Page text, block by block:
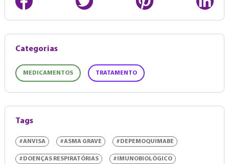
Categorias
MEDICAMENTOS TRATAMENTO
Tags
#ANVISA #ASMA GRAVE #DEPEMOQUIMABE
#DOENÇAS RESPIRATÓRIAS #IMUNOBIOLÓGICO